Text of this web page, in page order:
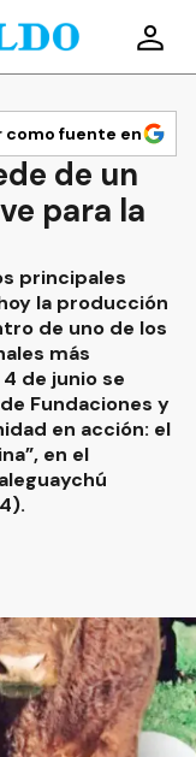
como fuente en
de un
para la
principales
la producción
de uno de los
más
de junio se
Fundaciones y
en acción: el
en el